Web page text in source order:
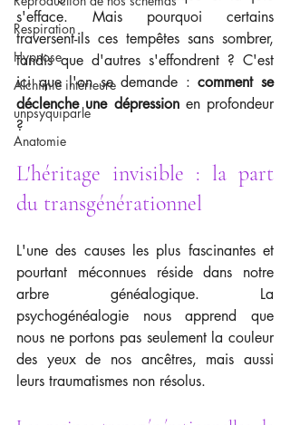
Respiration
Hypnose
Alchimie intérieure
unpsyquiparle
Anatomie
s'efface. Mais pourquoi certains
traversent-ils ces tempêtes sans sombrer,
tandis que d'autres s'effondrent ? C'est
ici que l'on se demande : comment se
déclenche une dépression en profondeur
?
L'héritage invisible : la part
du transgénérationnel
L'une des causes les plus fascinantes et
pourtant méconnues réside dans notre
arbre généalogique. La
psychogénéalogie nous apprend que
nous ne portons pas seulement la couleur
des yeux de nos ancêtres, mais aussi
leurs traumatismes non résolus.